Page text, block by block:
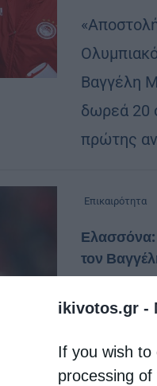
ikivotos.gr -
If you wish
processing
Βαγγέλη
δωρεά 20
πρώτης
Επικαιρότητα
Ελασσόνα:
τον
Για μία
σπίτια